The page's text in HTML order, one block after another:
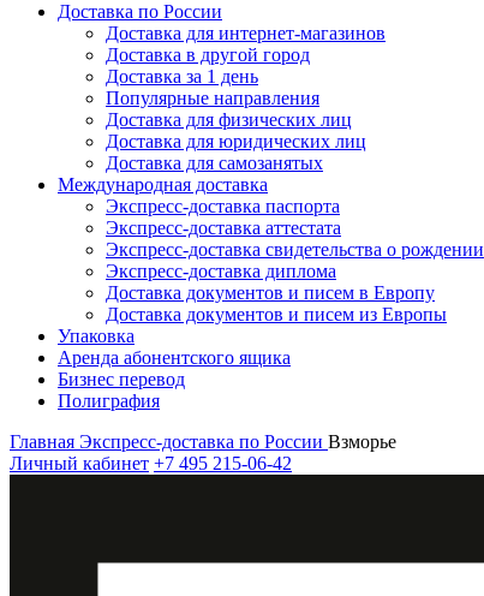
Доставка по России
Доставка для интернет-магазинов
Доставка в другой город
Доставка за 1 день
Популярные направления
Доставка для физических лиц
Доставка для юридических лиц
Доставка для самозанятых
Международная доставка
Экспресс-доставка паспорта
Экспресс-доставка аттестата
Экспресс-доставка свидетельства о рождении
Экспресс-доставка диплома
Доставка документов и писем в Европу
Доставка документов и писем из Европы
Упаковка
Аренда абонентского ящика
Бизнес перевод
Полиграфия
Главная Экспресс-доставка по России Взморье
Личный кабинет +7 495 215-06-42